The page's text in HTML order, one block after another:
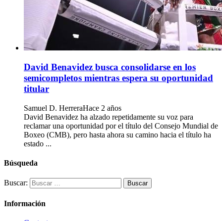
David Benavidez busca consolidarse en los
semicompletos mientras espera su oportunidad
titular
Samuel D. HerreraHace 2 años
David Benavidez ha alzado repetidamente su voz para
reclamar una oportunidad por el título del Consejo Mundial de
Boxeo (CMB), pero hasta ahora su camino hacia el título ha
estado ...
Búsqueda
Buscar:
Información